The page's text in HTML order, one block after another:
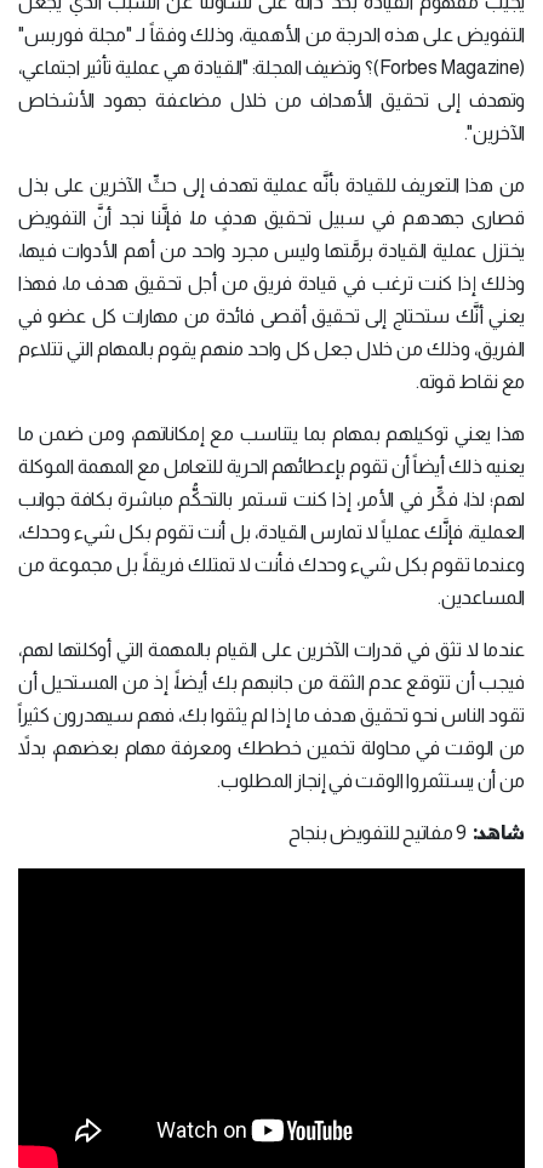
التفويض على هذه الدرجة من الأهمية، وذلك وفقاً لـ "مجلة فوربس"
(Forbes Magazine)؟ وتضيف المجلة: "القيادة هي عملية تأثير اجتماعي،
وتهدف إلى تحقيق الأهداف من خلال مضاعفة جهود الأشخاص
الآخرين".
من هذا التعريف للقيادة بأنَّه عملية تهدف إلى حثِّ الآخرين على بذل
قصارى جهدهم في سبيل تحقيق هدفٍ ما، فإنَّنا نجد أنَّ التفويض
يختزل عملية القيادة برمَّتها وليس مجرد واحد من أهم الأدوات فيها،
وذلك إذا كنت ترغب في قيادة فريق من أجل تحقيق هدف ما، فهذا
يعني أنَّك ستحتاج إلى تحقيق أقصى فائدة من مهارات كل عضو في
الفريق، وذلك من خلال جعل كل واحد منهم يقوم بالمهام التي تتلاءم
مع نقاط قوته.
هذا يعني توكيلهم بمهام بما يتناسب مع إمكاناتهم، ومن ضمن ما
يعنيه ذلك أيضاً أن تقوم بإعطائهم الحرية للتعامل مع المهمة الموكلة
لهم؛ لذا، فكِّر في الأمر، إذا كنت تستمر بالتحكُّم مباشرة بكافة جوانب
العملية، فإنَّك عملياً لا تمارس القيادة، بل أنت تقوم بكل شيء وحدك،
وعندما تقوم بكل شيء وحدك فأنت لا تمتلك فريقاً، بل مجموعة من
المساعدين.
عندما لا تثق في قدرات الآخرين على القيام بالمهمة التي أوكلتها لهم،
فيجب أن تتوقع عدم الثقة من جانبهم بك أيضاً، إذ من المستحيل أن
تقود الناس نحو تحقيق هدف ما إذا لم يثقوا بك، فهم سيهدرون كثيراً
من الوقت في محاولة تخمين خططك ومعرفة مهام بعضهم، بدلاً
من أن يستثمروا الوقت في إنجاز المطلوب.
شاهد: 9 مفاتيح للتفويض بنجاح